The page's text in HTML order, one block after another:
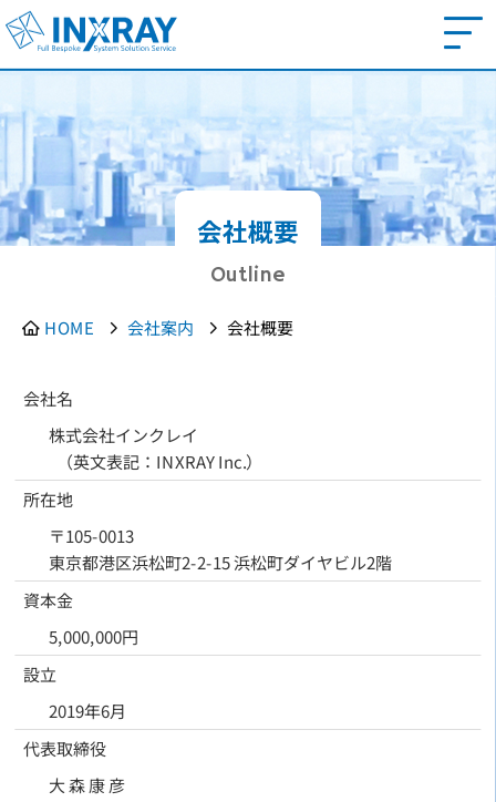
会社概要
Outline
HOME 会社案内 会社概要
会社名
株式会社インクレイ
（英文表記：INXRAY Inc.）
所在地
〒105-0013
東京都港区浜松町2-2-15浜松町ダイヤビル2階
資本金
5,000,000円
設立
2019年6月
代表取締役
大 森 康 彦